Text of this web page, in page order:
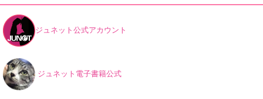
ジュネット公式アカウント
ジュネット電子書籍公式